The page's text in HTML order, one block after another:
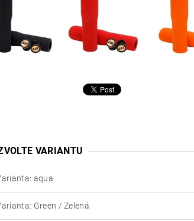
VARIANTU
aqua
Green / Zelená